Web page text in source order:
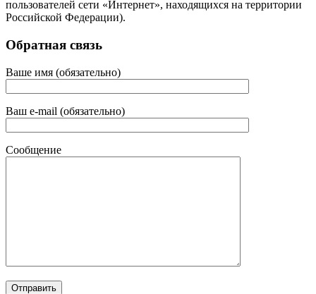
пользователей сети «Интернет», находящихся на территории
Российской Федерации).
Обратная связь
Ваше имя (обязательно)
Ваш e-mail (обязательно)
Сообщение